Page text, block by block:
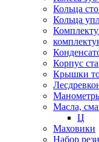
Кольца
Кольца
Корпус
Крышки
Масла,
Ц
Маховики
Набор